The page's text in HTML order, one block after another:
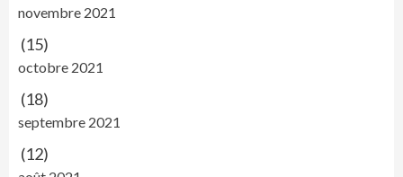
novembre 2021
(15)
octobre 2021
(18)
septembre 2021
(12)